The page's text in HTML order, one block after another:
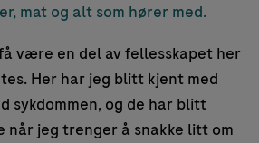
mat og alt som hører med.
være en del av fellesskapet her
Her har jeg blitt kjent med
sykdommen, og de har blitt
jeg trenger å snakke litt om